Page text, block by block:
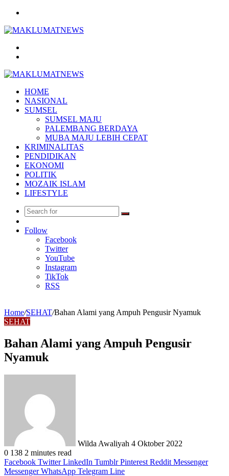
HOME
NASIONAL
SUMSEL
SUMSEL MAJU
PALEMBANG BERDAYA
MUBA MAJU LEBIH CEPAT
KRIMINALITAS
PENDIDIKAN
EKONOMI
POLITIK
MOZAIK ISLAM
LIFESTYLE
Search
Article
Follow
Facebook
Twitter
YouTube
Instagram
TikTok
RSS
Home/SEHAT/Bahan Alami yang Ampuh Pengusir Nyamuk
SEHAT
Bahan Alami yang Ampuh Pengusir
Nyamuk
Wilda Awaliyah 4 Oktober 2022
0 138 2 minutes read
Facebook Twitter LinkedIn Tumblr Pinterest Reddit Messenger
Messenger WhatsApp Telegram Line